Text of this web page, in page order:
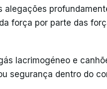
alegações
força por parte das
lacrimogéneo e
segurança dentro do